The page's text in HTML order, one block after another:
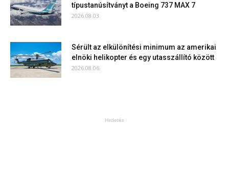
típustanúsítványt a Boeing 737 MAX 7
2026.08.03.
Sérült az elkülönítési minimum az amerikai
elnöki helikopter és egy utasszállító között
2026.08.06.
Hirdetés